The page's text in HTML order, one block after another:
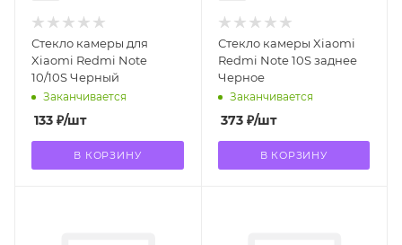
Стекло камеры для
Xiaomi Redmi Note
10/10S Черный
Заканчивается
133 ₽/шт
В КОРЗИНУ
Стекло камеры Xiaomi
Redmi Note 10S заднее
Черное
Заканчивается
373₽/шт
В КОРЗИНУ